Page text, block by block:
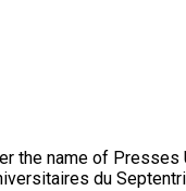
the name of
du